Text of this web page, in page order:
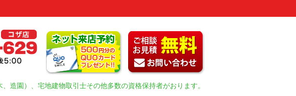
造園）、宅地建物取引士その他多数の資格保持者がおります。